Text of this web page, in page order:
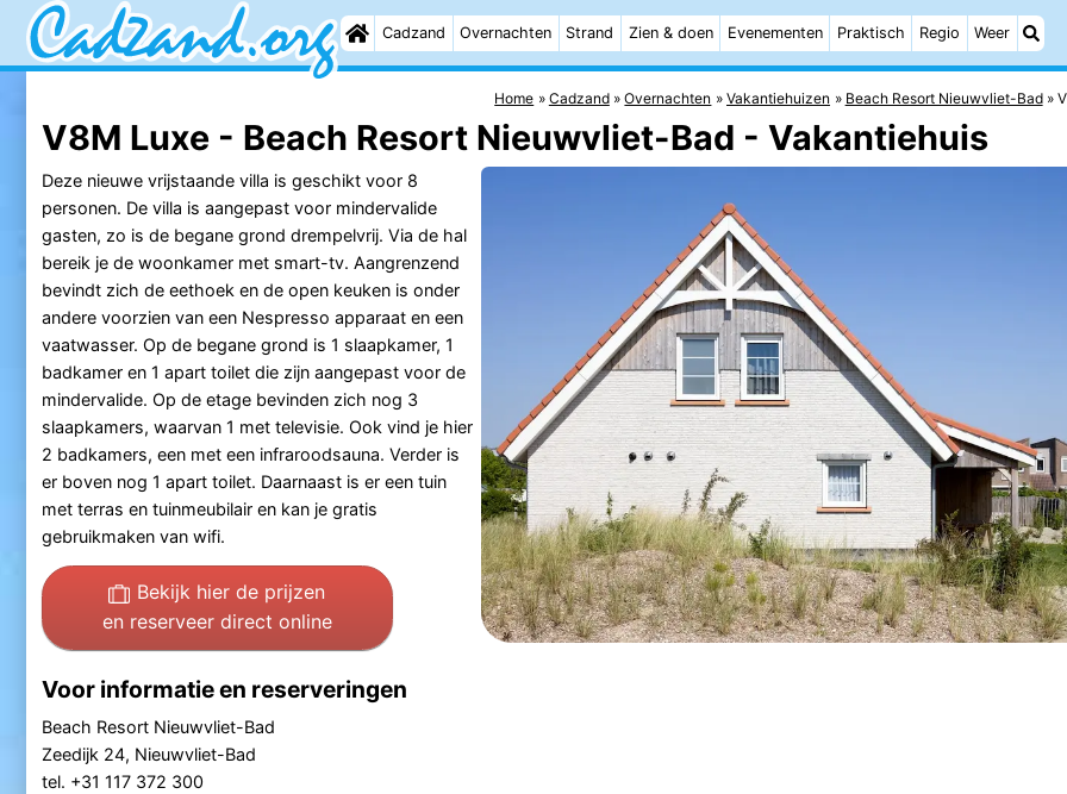
Cadzand Overnachten Strand Zien & doen Evenementen Praktisch Regio Weer
Home Cadzand Overnachten Vakantiehuizen Beach Resort Nieuwvliet-Bad
V8M Luxe - Beach Resort Nieuwvliet-Bad - Vakantiehuis
Deze nieuwe vrijstaande villa is geschikt voor 8
personen. De villa is aangepast voor mindervalide
gasten, zo is de begane grond drempelvrij. Via de hal
bereik je de woonkamer met smart-tv. Aangrenzend
bevindt zich de eethoek en de open keuken is onder
andere voorzien van een Nespresso apparaat en een
vaatwasser. Op de begane grond is 1 slaapkamer, 1
badkamer en 1 apart toilet die zijn aangepast voor de
mindervalide. Op de etage bevinden zich nog 3
slaapkamers, waarvan 1 met televisie. Ook vind je hier
2 badkamers, een met een infraroodsauna. Verder is
er boven nog 1 apart toilet. Daarnaast is er een tuin
met terras en tuinmeubilair en kan je gratis
gebruikmaken van wifi.
Bekijk hier de prijzen
en reserveer direct online
Voor informatie en reserveringen
Beach Resort Nieuwvliet-Bad
Zeedijk 24, Nieuwvliet-Bad
tel. +31 117 372 300